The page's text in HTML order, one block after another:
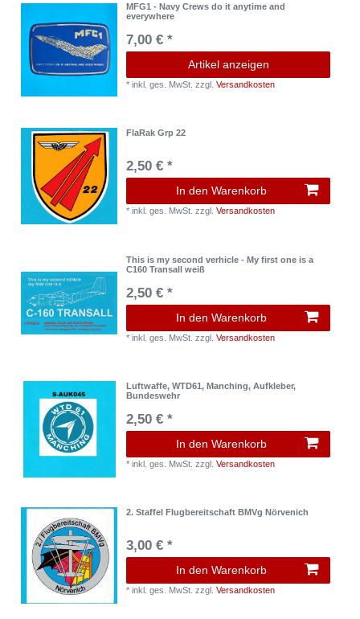
MFG1 - Navy Crews do it anytime and
everywhere
7,00 € *
Artikel anzeigen
*inkl. ges. MwSt. zzgl.Versandkosten
FlaRak Grp 22
2,50 € *
In den Warenkorb
*inkl. ges. MwSt. zzgl.Versandkosten
This is my second verhicle - My first one is a
C160 Transall weiß
2,50 € *
In den Warenkorb
*inkl. ges. MwSt. zzgl.Versandkosten
Luftwaffe, WTD61, Manching, Aufkleber,
Bundeswehr
2,50 € *
In den Warenkorb
*inkl. ges. MwSt. zzgl.Versandkosten
2. Staffel Flugbereitschaft BMVg Nörvenich
3,00 € *
In den Warenkorb
*inkl. ges. MwSt. zzgl.Versandkosten